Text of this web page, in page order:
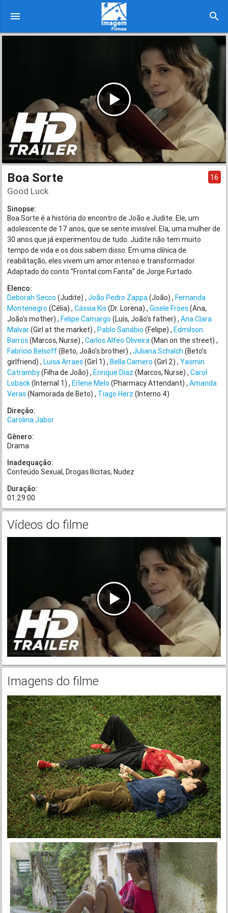
menu search
Boa Sorte 16
Good Luck
Sinopse:
Boa Sorte é a história do encontro de João e Judite. Ele, um
adolescente de 17 anos, que se sente invisível. Ela, uma mulher de
30 anos que já experimentou de tudo. Judite não tem muito
tempo de vida e os dois sabem disso. Em uma clínica de
reabilitação, eles vivem um amor intenso e transformador.
Adaptado do conto “Frontal com Fanta” de Jorge Furtado.
Elenco:
Deborah Secco (Judite) João Pedro Zappa(João) Fernanda
Montenegro (Célia) Cássia Kis(Dr. Lorena) Gisele Fróes(Ana,
João's mother) Felipe Camargo (Luís, João's father) Ana Clara
Malvar(Girl at the market) Pablo Sanábio (Felipe) Edmilson
Barros(Marcos, Nurse) Carlos Alfeo Oliveira(Man on the street)
Fabrício Belsoff(Beto, João's brother) Juliana Schalch (Beto's
girlfriend) Luisa Arraes(Girl 1) Bella Camero (Girl 2) Yasmin
Catramby(Filha de João) Enrique Diaz (Marcos, Nurse) Carol
Loback(Internal 1) Erlene Melo (Pharmacy Attendant) Amanda
Veras(Namorada de Beto) Tiago Herz (Interno 4)
Direção:
Carolina Jabor
Gênero:
Drama
Inadequação:
Conteúdo Sexual Drogas Ilícitas Nudez
Duração:
01:29:00
Vídeos do filme
Imagens do filme